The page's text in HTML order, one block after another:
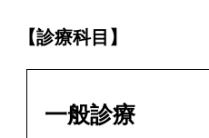
【診療科目】
一般診療